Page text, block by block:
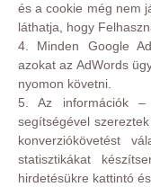
és a cookie még nem
láthatja, hogy
4. Minden Google
azokat az AdWords
nyomon követni.
5. Az információk –
segítségével
konverziókövetést
statisztikákat
hirdetésükre kattintó